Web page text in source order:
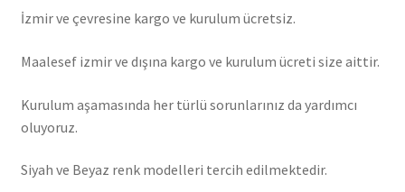
İzmir ve çevresine kargo ve kurulum ücretsiz.
Maalesef izmir ve dışına kargo ve kurulum ücreti size aittir.
Kurulum aşamasında her türlü sorunlarınız da yardımcı
oluyoruz.
Siyah ve Beyaz renk modelleri tercih edilmektedir.